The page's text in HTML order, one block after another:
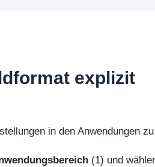
explizit
in den Anwendungen
(1) und